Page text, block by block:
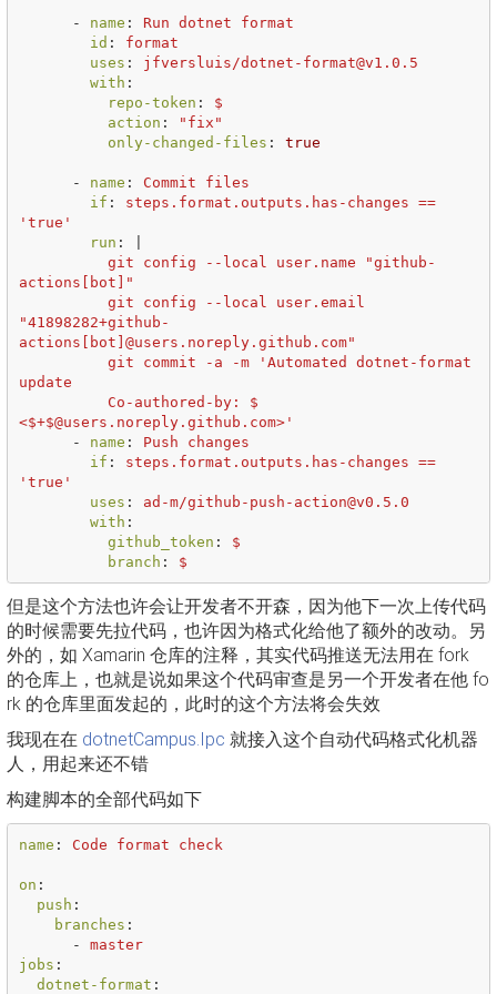
- name :
Run dotnet format
id :
format
uses :
jfversluis/dotnet-format@v1.0.5
with :
repo-token :
$
action : " fix"
only-changed-files : true
- name :
Commit files
if :
steps.format.outputs.has-changes ==
'true'
run :
git config --local user.name "github-
actions[bot]"
git config --local user.email
"41898282+github-
actions[bot]@users.noreply.github.com"
git commit -a -m 'Automated dotnet-format
update
Co-authored-by: $
<$+$@users.noreply.github.com>'
-
name :
Push changes
if :
steps.format.outputs.has-changes ==
'true'
uses :
ad-m/github-push-action@v0.5.0
with :
github_token :
$
branch : $
但是这个方法也许会让开发者不开森，因为他下一次上传代码
的时候需要先拉代码，也许因为格式化给他了额外的改动。另
外的，如 Xamarin 仓库的注释，其实代码推送无法用在 fork
的仓库上，也就是说如果这个代码审查是另一个开发者在他 fo
rk 的仓库里面发起的，此时的这个方法将会失效
我现在在 dotnetCampus.Ipc 就接入这个自动代码格式化机器
人，用起来还不错
构建脚本的全部代码如下
name : Code format check
on :
push :
branches :
-
master
jobs :
dotnet-format :